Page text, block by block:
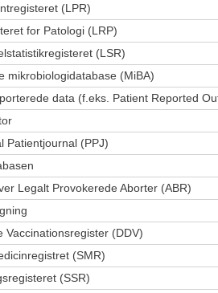
(LPR)
for Patologi (LRP)
(LSR)
mikrobiologidatabase (MiBA)
data (f.eks. Patient Reported
Patientjournal (PPJ)
Legalt Provokerede Aborter (ABR)
Vaccinationsregister (DDV)
(SMR)
(SSR)